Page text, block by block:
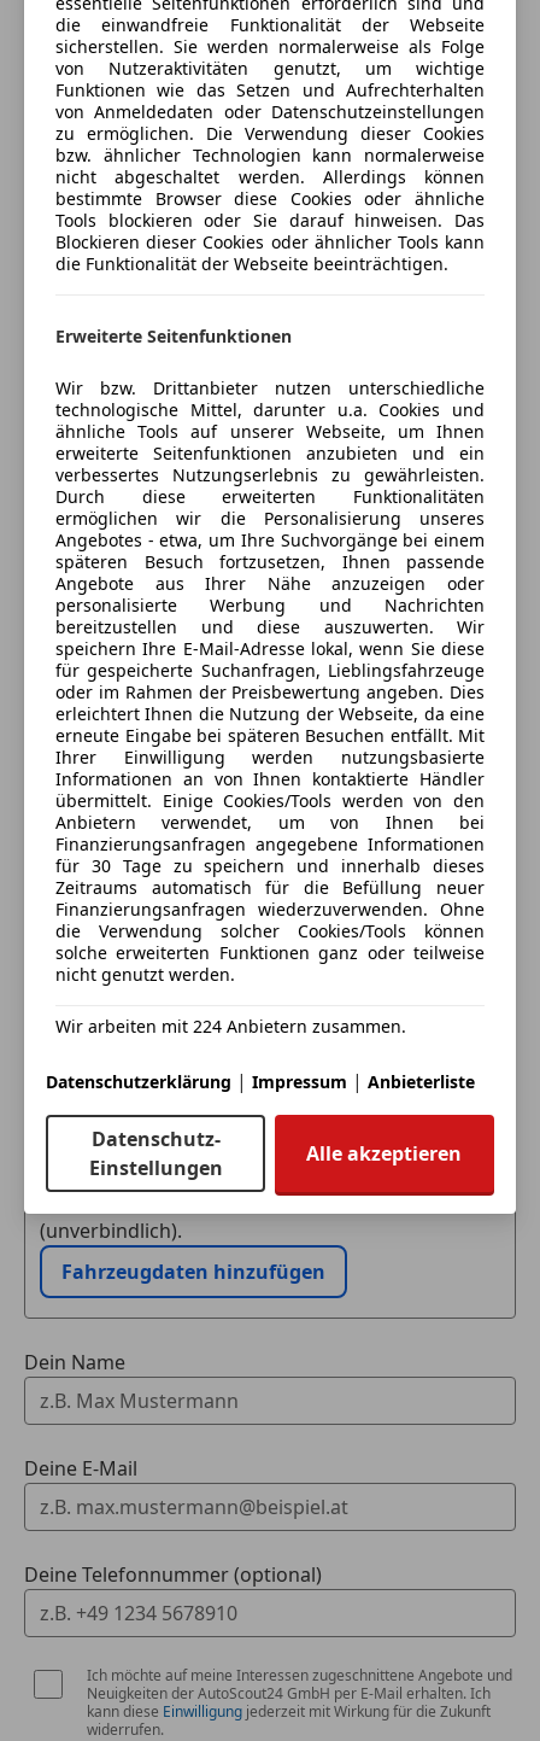
Alufelgen
Ambientebeleuchtung
Dachreling
Scheinwerferreinigung
Sportfahrwerk
Sportpaket
Sportsitze
Leasingfähiger Gebrauchtwagen!
www.herbertseidl.at – über 750 Autos verfügbar!
Bestbewerteter Autohandelsbetrieb Österreichs
2019, 2021, 2023 & 2024!
(Kundenbewertungen bei Autoscout24.at)
Alle Fahrzeuge verfügen über ein gültiges Pickerl!
Ersatzauto!
Schadensabdeckung gegen geringen Aufpreis
buchbar.
Kfz-Versicherung
Versicherungsschutz an Ihre Bedürfnisse
anpassen
Freischaden-Gutschein ab Stufe 0
Auto einfach online versichern & Rabatt holen
Jetzt berechnen
Herbert Seidl Autohaus GmbH
Sternebewertung 5 von 5
5 Sterne
(100% Weiterempfehlungen)
Anbieter auf AutoScout24 seit 2025
Hofstätten 221,
8200 Gleisdorf - Hofstätten, AT
Kontakt
Herbert Seidl
Anbieter kontaktieren
Deine Nachricht
Eintauschwagen: Kaufen und verkaufen in nur einem
Ich möchte mein Auto in Zahlung geben
(unverbindlich).
Fahrzeugdaten hinzufügen
Dein Name
Deine E-Mail
Deine Telefonnummer (optional)
Ich möchte auf meine Interessen zugeschnittene Angebote und
Neuigkeiten der AutoScout24 GmbH per E-Mail erhalten. Ich
kann diese Einwilligung jederzeit mit Wirkung für die Zukunft
widerrufen.
die einwandfreie Funktionalität der Webseite
sicherstellen. Sie werden normalerweise als Folge
von Nutzeraktivitäten genutzt, um wichtige
Funktionen wie das Setzen und Aufrechterhalten
von Anmeldedaten oder Datenschutzeinstellungen
zu ermöglichen. Die Verwendung dieser Cookies
bzw. ähnlicher Technologien kann normalerweise
nicht abgeschaltet werden. Allerdings können
bestimmte Browser diese Cookies oder ähnliche
Tools blockieren oder Sie darauf hinweisen. Das
Blockieren dieser Cookies oder ähnlicher Tools kann
die Funktionalität der Webseite beeinträchtigen.
Erweiterte Seitenfunktionen
Wir bzw. Drittanbieter nutzen unterschiedliche
technologische Mittel, darunter u.a. Cookies und
ähnliche Tools auf unserer Webseite, um Ihnen
erweiterte Seitenfunktionen anzubieten und ein
verbessertes Nutzungserlebnis zu gewährleisten.
Durch diese erweiterten Funktionalitäten
ermöglichen wir die Personalisierung unseres
Angebotes - etwa, um Ihre Suchvorgänge bei einem
späteren Besuch fortzusetzen, Ihnen passende
Angebote aus Ihrer Nähe anzuzeigen oder
personalisierte Werbung und Nachrichten
bereitzustellen und diese auszuwerten. Wir
speichern Ihre E-Mail-Adresse lokal, wenn Sie diese
für gespeicherte Suchanfragen, Lieblingsfahrzeuge
oder im Rahmen der Preisbewertung angeben. Dies
erleichtert Ihnen die Nutzung der Webseite, da eine
erneute Eingabe bei späteren Besuchen entfällt. Mit
Ihrer Einwilligung werden nutzungsbasierte
Informationen an von Ihnen kontaktierte Händler
übermittelt. Einige Cookies/Tools werden von den
Anbietern verwendet, um von Ihnen bei
Finanzierungsanfragen angegebene Informationen
für 30 Tage zu speichern und innerhalb dieses
Zeitraums automatisch für die Befüllung neuer
Finanzierungsanfragen wiederzuverwenden. Ohne
die Verwendung solcher Cookies/Tools können
solche erweiterten Funktionen ganz oder teilweise
nicht genutzt werden.
Wir arbeiten mit 224 Anbietern zusammen.
Datenschutzerklärung | Impressum | Anbieterliste
Datenschutz-
Einstellungen
Alle akzeptieren